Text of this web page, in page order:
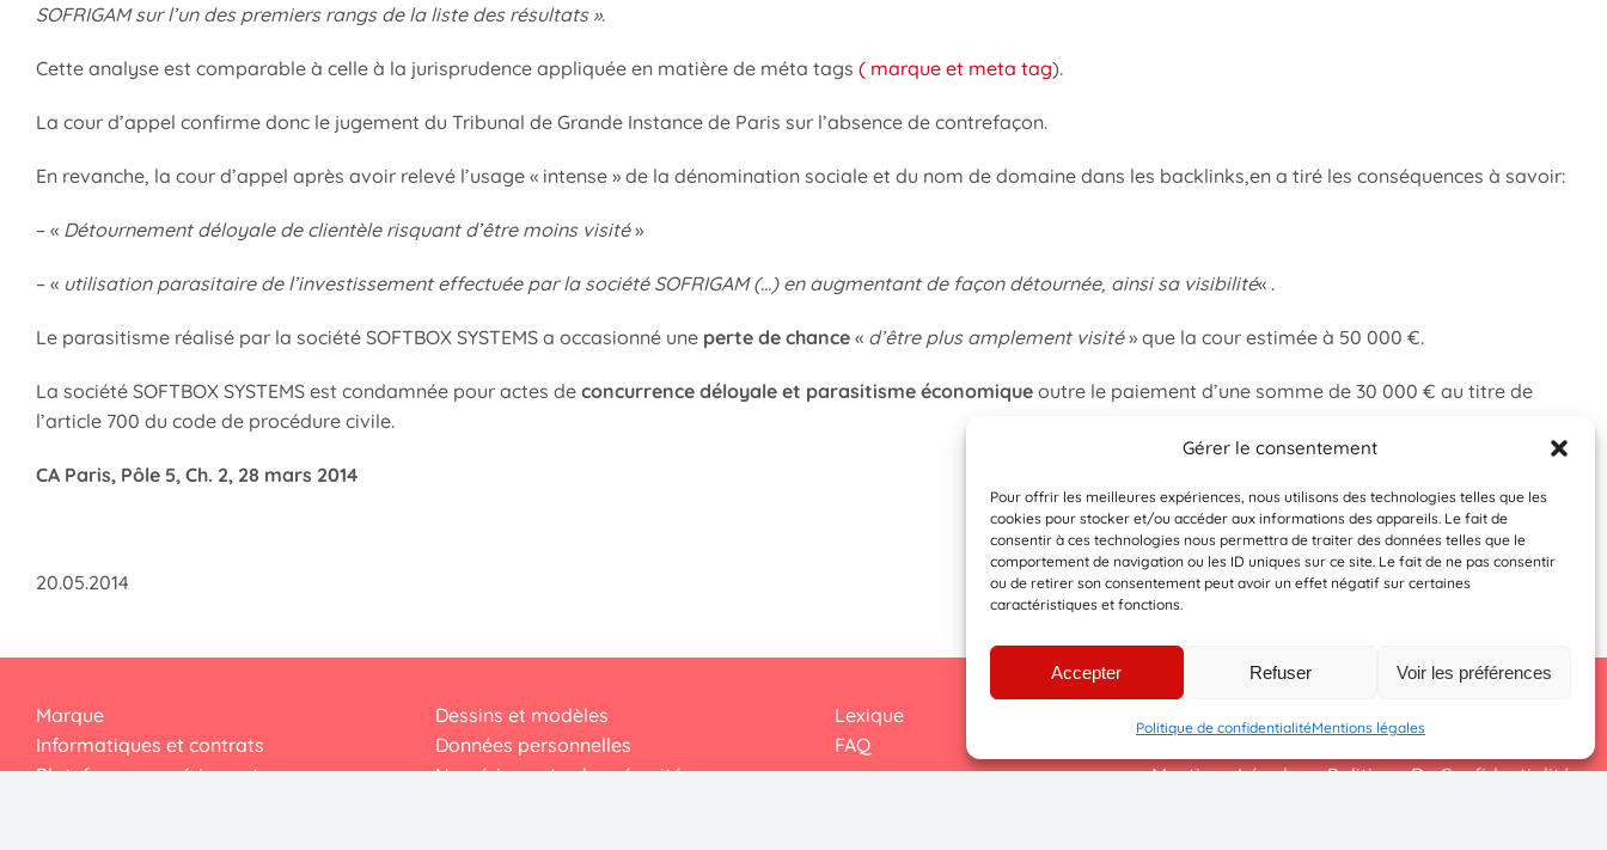
Gérer le consentement
Pour offrir les meilleures expériences, nous utilisons des technologies telles que les
cookies pour stocker et/ou accéder aux informations des appareils. Le fait de
consentir à ces technologies nous permettra de traiter des données telles que le
comportement de navigation ou les ID uniques sur ce site. Le fait de ne pas consentir
ou de retirer son consentement peut avoir un effet négatif sur certaines
caractéristiques et fonctions.
Accepter Refuser Voir les préférences
Politique de confidentialitéMentions légales
SOFRIGAM sur l’un des premiers rangs de la liste des résultats ».
Cette analyse est comparable à celle à la jurisprudence appliquée en matière de méta tags ( marque et meta tag).
La cour d’appel confirme donc le jugement du Tribunal de Grande Instance de Paris sur l’absence de contrefaçon.
En revanche, la cour d’appel après avoir relevé l’usage « intense » de la dénomination sociale et du nom de domaine dans les backlinks,en a tiré les conséquences à savoir:
– « Détournement déloyale de clientèle risquant d’être moins visité»
– « utilisation parasitaire de l’investissement effectuée par la société SOFRIGAM (…) en augmentant de façon détournée, ainsi sa visibilité« .
Le parasitisme réalisé par la société SOFTBOX SYSTEMS a occasionné une perte de chance « d’être plus amplement visité» que la cour estimée à 50 000 €.
La société SOFTBOX SYSTEMS est condamnée pour actes de concurrence déloyale et parasitisme économique outre le paiement d’une somme de 30 000 € au titre de
l’article 700 du code de procédure civile.
CA Paris, Pôle 5, Ch. 2, 28 mars 2014
20.05.2014
Marque
Informatiques et contrats
Plateforme numérique et e-
Dessins et modèles
Données personnelles
Numérique et cybersécurité
Lexique
FAQ
Mentions Légales
Politique De Confidentialité